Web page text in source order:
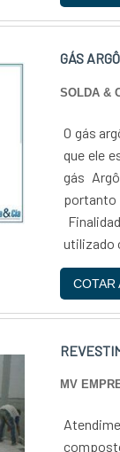
GÁS
SOLDA &
O gás
que ele
gás
portanto
utilizado
COTAR
MV